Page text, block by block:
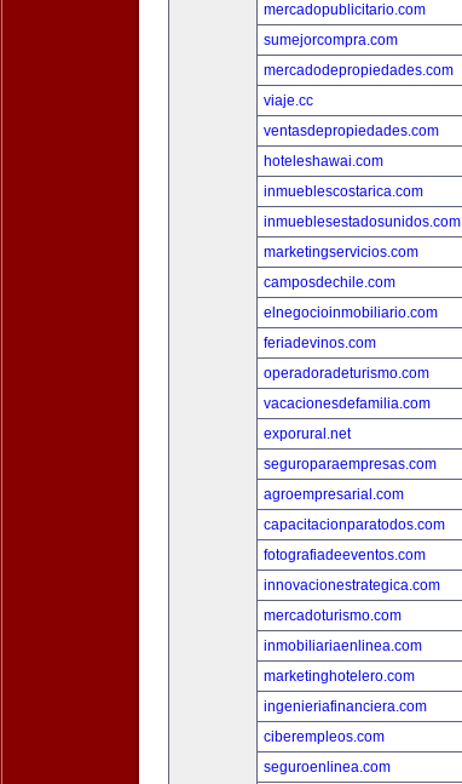
mercadopublicitario.com
sumejorcompra.com
mercadodepropiedades.com
viaje.cc
ventasdepropiedades.com
hoteleshawai.com
inmueblescostarica.com
inmueblesestadosunidos.com
marketingservicios.com
camposdechile.com
elnegocioinmobiliario.com
feriadevinos.com
operadoradeturismo.com
vacacionesdefamilia.com
exporural.net
seguroparaempresas.com
agroempresarial.com
capacitacionparatodos.com
fotografiadeeventos.com
innovacionestrategica.com
mercadoturismo.com
inmobiliariaenlinea.com
marketinghotelero.com
ingenieriafinanciera.com
ciberempleos.com
seguroenlinea.com